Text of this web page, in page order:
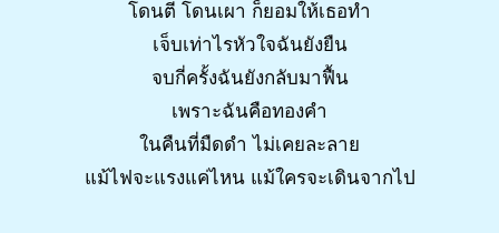
โดนตี โดนเผา ก็ยอมให้เธอทำ
เจ็บเท่าไรหัวใจฉันยังยืน
จบกี่ครั้งฉันยังกลับมาฟื้น
เพราะฉันคือทองคำ
ในคืนที่มืดดำ ไม่เคยละลาย
แม้ไฟจะแรงแค่ไหน แม้ใครจะเดินจากไป